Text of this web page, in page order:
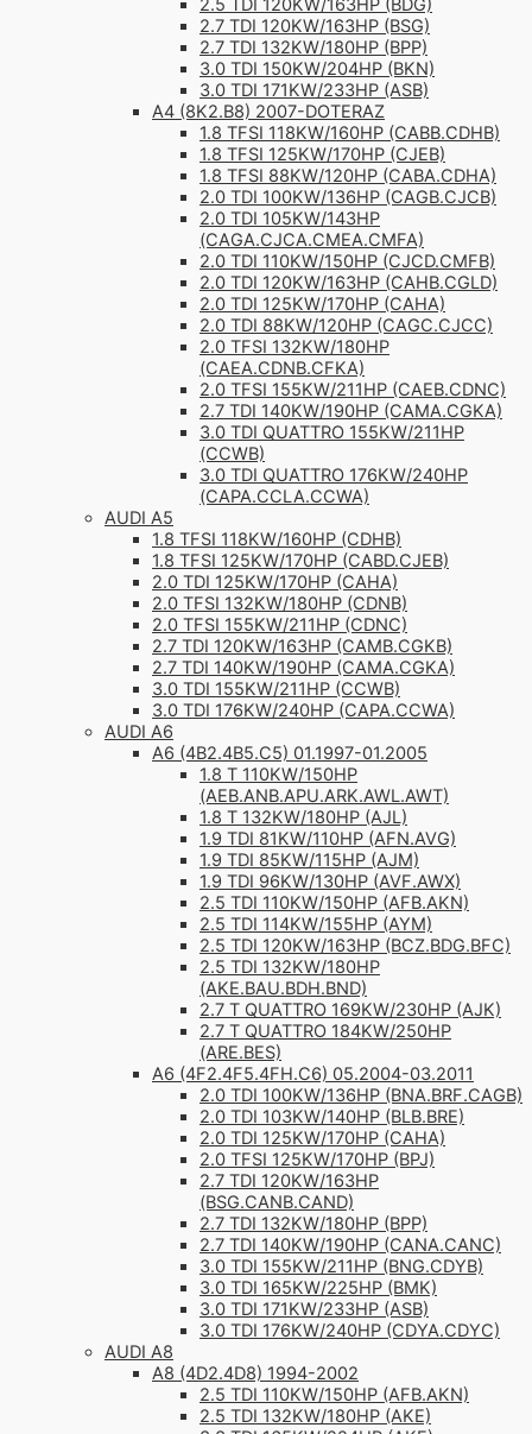
2.5 TDI 120KW/163HP (BDG)
2.7 TDI 120KW/163HP (BSG)
2.7 TDI 132KW/180HP (BPP)
3.0 TDI 150KW/204HP (BKN)
3.0 TDI 171KW/233HP (ASB)
A4 (8K2.B8) 2007-DOTERAZ
1.8 TFSI 118KW/160HP (CABB.CDHB)
1.8 TFSI 125KW/170HP (CJEB)
1.8 TFSI 88KW/120HP (CABA.CDHA)
2.0 TDI 100KW/136HP (CAGB.CJCB)
2.0 TDI 105KW/143HP
(CAGA.CJCA.CMEA.CMFA)
2.0 TDI 110KW/150HP (CJCD.CMFB)
2.0 TDI 120KW/163HP (CAHB.CGLD)
2.0 TDI 125KW/170HP (CAHA)
2.0 TDI 88KW/120HP (CAGC.CJCC)
2.0 TFSI 132KW/180HP
(CAEA.CDNB.CFKA)
2.0 TFSI 155KW/211HP (CAEB.CDNC)
2.7 TDI 140KW/190HP (CAMA.CGKA)
3.0 TDI QUATTRO 155KW/211HP
(CCWB)
3.0 TDI QUATTRO 176KW/240HP
(CAPA.CCLA.CCWA)
AUDI A5
1.8 TFSI 118KW/160HP (CDHB)
1.8 TFSI 125KW/170HP (CABD.CJEB)
2.0 TDI 125KW/170HP (CAHA)
2.0 TFSI 132KW/180HP (CDNB)
2.0 TFSI 155KW/211HP (CDNC)
2.7 TDI 120KW/163HP (CAMB.CGKB)
2.7 TDI 140KW/190HP (CAMA.CGKA)
3.0 TDI 155KW/211HP (CCWB)
3.0 TDI 176KW/240HP (CAPA.CCWA)
AUDI A6
A6 (4B2.4B5.C5) 01.1997-01.2005
1.8 T 110KW/150HP
(AEB.ANB.APU.ARK.AWL.AWT)
1.8 T 132KW/180HP (AJL)
1.9 TDI 81KW/110HP (AFN.AVG)
1.9 TDI 85KW/115HP (AJM)
1.9 TDI 96KW/130HP (AVF.AWX)
2.5 TDI 110KW/150HP (AFB.AKN)
2.5 TDI 114KW/155HP (AYM)
2.5 TDI 120KW/163HP (BCZ.BDG.BFC)
2.5 TDI 132KW/180HP
(AKE.BAU.BDH.BND)
2.7 T QUATTRO 169KW/230HP (AJK)
2.7 T QUATTRO 184KW/250HP
(ARE.BES)
A6 (4F2.4F5.4FH.C6) 05.2004-03.2011
2.0 TDI 100KW/136HP (BNA.BRF.CAGB)
2.0 TDI 103KW/140HP (BLB.BRE)
2.0 TDI 125KW/170HP (CAHA)
2.0 TFSI 125KW/170HP (BPJ)
2.7 TDI 120KW/163HP
(BSG.CANB.CAND)
2.7 TDI 132KW/180HP (BPP)
2.7 TDI 140KW/190HP (CANA.CANC)
3.0 TDI 155KW/211HP (BNG.CDYB)
3.0 TDI 165KW/225HP (BMK)
3.0 TDI 171KW/233HP (ASB)
3.0 TDI 176KW/240HP (CDYA.CDYC)
AUDI A8
A8 (4D2.4D8) 1994-2002
2.5 TDI 110KW/150HP (AFB.AKN)
2.5 TDI 132KW/180HP (AKE)